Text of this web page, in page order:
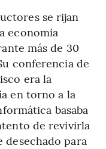
se rijan
economía
más de 30
conferencia de
era la
en torno a la
basaba
de revivirla
desechado para